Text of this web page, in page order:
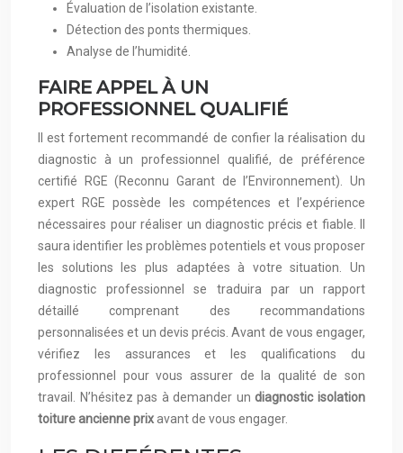
Évaluation de l’isolation existante.
Détection des ponts thermiques.
Analyse de l’humidité.
FAIRE APPEL À UN
PROFESSIONNEL QUALIFIÉ
Il est fortement recommandé de confier la réalisation du
diagnostic à un professionnel qualifié, de préférence
certifié RGE (Reconnu Garant de l’Environnement). Un
expert RGE possède les compétences et l’expérience
nécessaires pour réaliser un diagnostic précis et fiable. Il
saura identifier les problèmes potentiels et vous proposer
les solutions les plus adaptées à votre situation. Un
diagnostic professionnel se traduira par un rapport
détaillé comprenant des recommandations
personnalisées et un devis précis. Avant de vous engager,
vérifiez les assurances et les qualifications du
professionnel pour vous assurer de la qualité de son
travail. N’hésitez pas à demander undiagnostic isolation
toiture ancienne prix avant de vous engager.